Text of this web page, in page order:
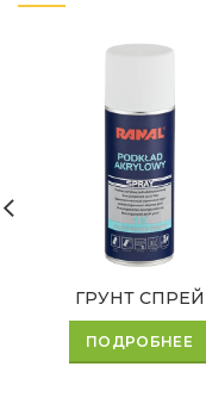
ГРУНТ СПРЕЙ
ПОДРОБНЕЕ